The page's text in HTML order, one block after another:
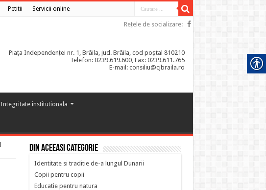
Petitii Servicii online
Rețele de socializare:
Piața Independenței nr. 1, Brăila, jud. Brăila, cod poștal 810210
Telefon: 0239.619.600, Fax: 0239.611.765
E-mail: consiliu@cjbraila.ro
Integritate institutionala
Din aceeasi categorie
Identitate si traditie de-a lungul Dunarii
Copii pentru copii
Educatie pentru natura